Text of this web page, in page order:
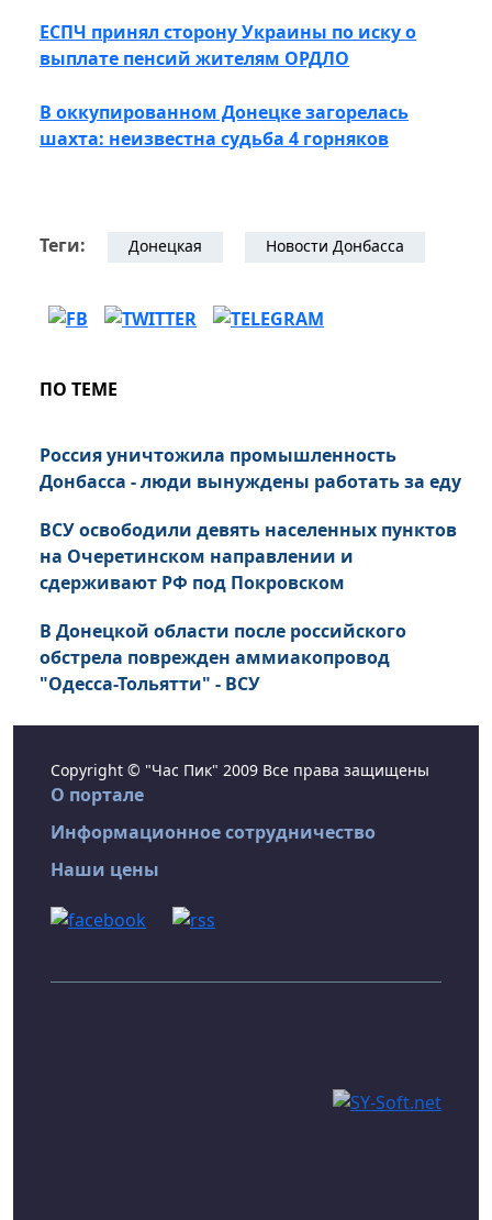
ЕСПЧ принял сторону Украины по иску о
выплате пенсий жителям ОРДЛО
В оккупированном Донецке загорелась
шахта: неизвестна судьба 4 горняков
Теги: Донецкая Новости Донбасса
ПО ТЕМЕ
Россия уничтожила промышленность
Донбасса - люди вынуждены работать за еду
ВСУ освободили девять населенных пунктов
на Очеретинском направлении и
сдерживают РФ под Покровском
В Донецкой области после российского
обстрела поврежден аммиакопровод
"Одесса-Тольятти" - ВСУ
Copyright © "Час Пик" 2009 Все права защищены
О портале
Информационное сотрудничество
Наши цены